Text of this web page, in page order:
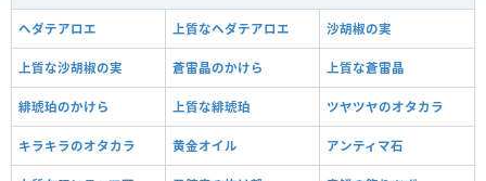
ヘダテアロエ 上質なヘダテアロエ 沙胡椒の実
上質な沙胡椒の実 蒼雷晶のかけら 上質な蒼雷晶
緋琥珀のかけら 上質な緋琥珀 ツヤツヤのオタカラ
キラキラのオタカラ 黄金オイル アンティマ石